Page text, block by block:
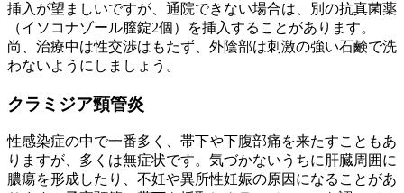
挿入が望ましいですが、通院できない場合は、別の抗真菌薬
（イソコナゾール膣錠2個）を挿入することがあります。
尚、治療中は性交渉はもたず、外陰部は刺激の強い石鹸で洗
わないようにしましょう。
クラミジア頸管炎
性感染症の中で一番多く、帯下や下腹部痛を来たすこともあ
りますが、多くは無症状です。気づかないうちに肝臓周囲に
膿瘍を形成したり、不妊や異所性妊娠の原因になることがあ